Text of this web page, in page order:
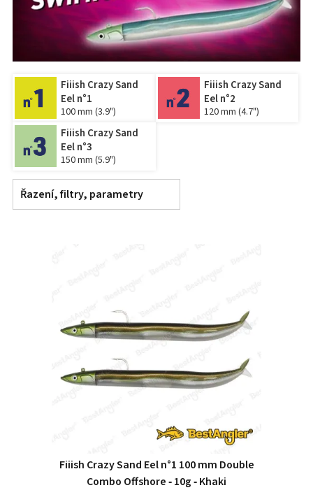
Fiiish Crazy Sand
Eel n°1
100 mm (3.9")
Fiiish Crazy Sand
Eel n°2
120 mm (4.7")
Fiiish Crazy Sand
Eel n°3
150 mm (5.9")
Řazení, filtry, parametry
Fiiish Crazy Sand Eel n°1 100 mm Double
Combo Offshore ‑ 10g ‑ Khaki